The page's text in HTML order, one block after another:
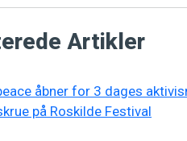
Artikler